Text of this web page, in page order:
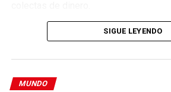
SIGUE LEYENDO
MUNDO